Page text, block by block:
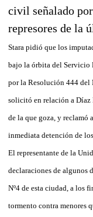
civil señalado
represores de la
Stara pidió que los
bajo la órbita del Servicio
por la Resolución 444 del
solicitó en relación a Díaz
de la que goza, y reclamó
inmediata detención de
El representante de la
declaraciones de algunos
Nº4 de esta ciudad, a los
tormento contra menores